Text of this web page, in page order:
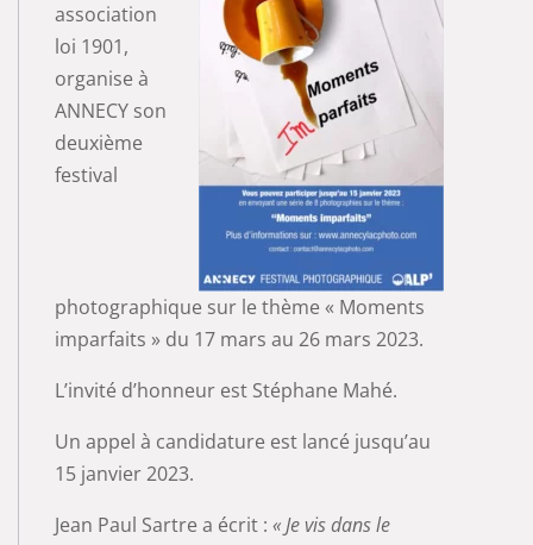
association
loi 1901,
organise à
ANNECY son
deuxième
festival
photographique sur le thème « Moments
imparfaits » du 17 mars au 26 mars 2023.
L’invité d’honneur est Stéphane Mahé.
Un appel à candidature est lancé jusqu’au
15 janvier 2023.
Jean Paul Sartre a écrit : « Je vis dans le